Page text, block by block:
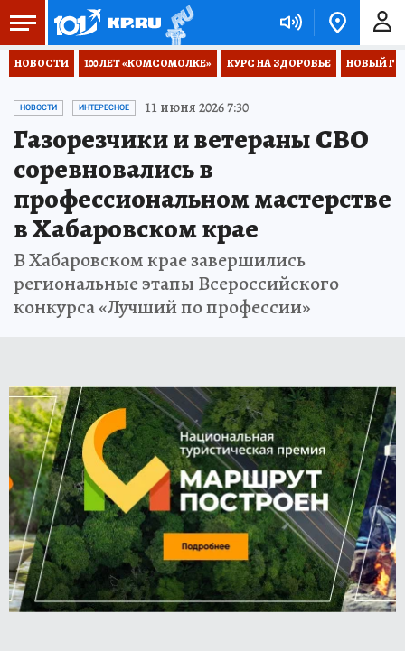
НОВОСТИ 100 ЛЕТ «КОМСОМОЛКЕ» КУРС НА ЗДОРОВЬЕ НОВЫЙ
НОВОСТИ ИНТЕРЕСНОЕ 11 июня 2026 7:30
Газорезчики и ветераны СВО
соревновались в
профессиональном мастерстве
в Хабаровском крае
В Хабаровском крае завершились
региональные этапы Всероссийского
конкурса «Лучший по профессии»